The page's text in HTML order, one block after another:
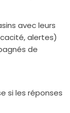
avec leurs
alertes)
de
si les réponses